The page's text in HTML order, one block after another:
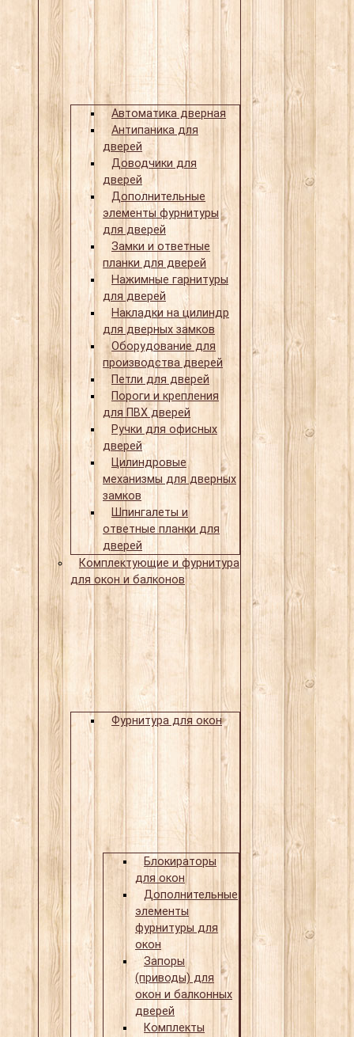
Автоматика дверная
Антипаника для
дверей
Доводчики для
дверей
Дополнительные
элементы фурнитуры
для дверей
Замки и ответные
планки для дверей
Нажимные гарнитуры
для дверей
Накладки на цилиндр
для дверных замков
Оборудование для
производства дверей
Петли для дверей
Пороги и крепления
для ПВХ дверей
Ручки для офисных
дверей
Цилиндровые
механизмы для дверных
замков
Шпингалеты и
ответные планки для
дверей
Комплектующие и фурнитура
для окон и балконов
Фурнитура для окон
Блокираторы
для окон
Дополнительные
элементы
фурнитуры для
окон
Запоры
(приводы) для
окон и балконных
дверей
Комплекты